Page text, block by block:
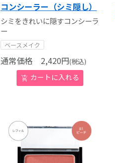
コンシーラー（シミ隠し）
シミをきれいに隠すコンシーラ
ー
ベースメイク
通常価格2,420円(税込)